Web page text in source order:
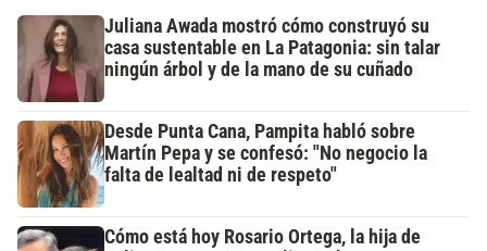
Juliana Awada mostró cómo construyó su
casa sustentable en La Patagonia: sin talar
ningún árbol y de la mano de su cuñado
Desde Punta Cana, Pampita habló sobre
Martín Pepa y se confesó: "No negocio la
falta de lealtad ni de respeto"
Cómo está hoy Rosario Ortega, la hija de